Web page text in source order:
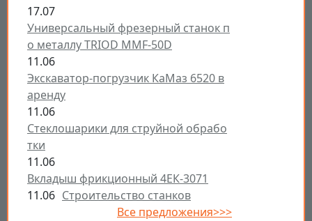
17.07
Универсальный фрезерный станок п
о металлу TRIOD MMF-50D
11.06
Экскаватор-погрузчик КаМаз 6520 в
аренду
11.06
Стеклошарики для струйной обрабо
тки
11.06
Вкладыш фрикционный 4ЕК-3071
11.06 Строительство станков
Все предложения>>>